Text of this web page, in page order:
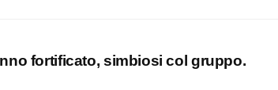
fortificato, simbiosi col gruppo.